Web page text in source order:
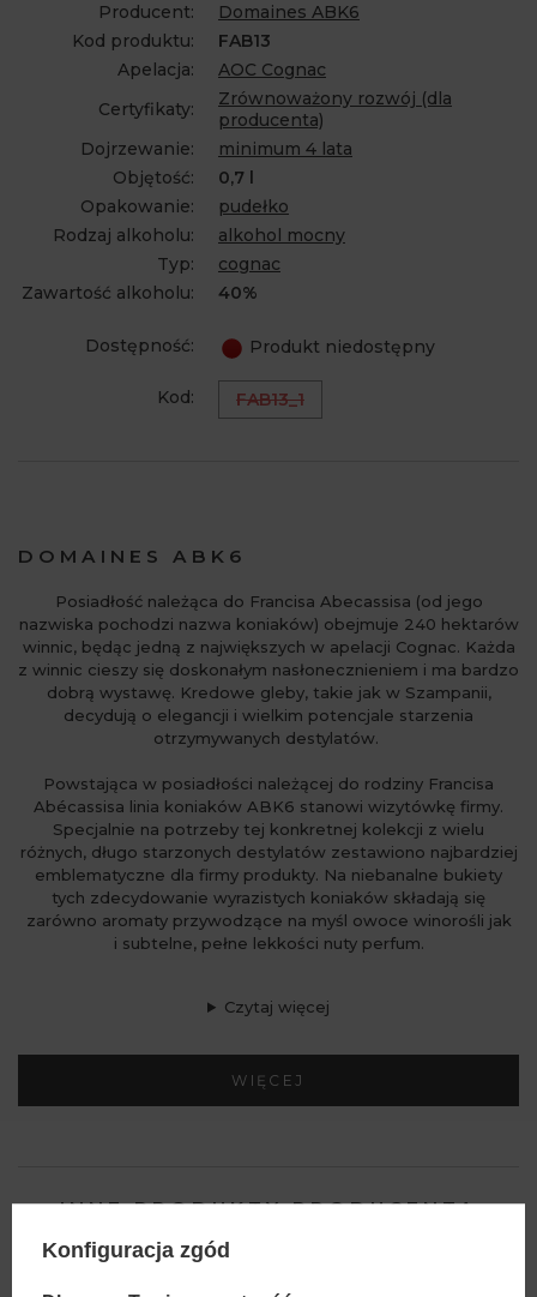
Producent:
Domaines ABK6
Kod produktu:
FAB13
Apelacja:
AOC Cognac
Certyfikaty:
Zrównoważony rozwój (dla
producenta)
Dojrzewanie:
minimum 4 lata
Objętość:
0,7 l
Opakowanie:
pudełko
Rodzaj alkoholu:
alkohol mocny
Typ:
cognac
Zawartość alkoholu:
40%
Dostępność: Produkt niedostępny
Kod: FAB13_1
DOMAINES ABK6
Posiadłość należąca do Francisa Abecassisa (od jego
nazwiska pochodzi nazwa koniaków) obejmuje 240 hektarów
winnic, będąc jedną z największych w apelacji Cognac. Każda
z winnic cieszy się doskonałym nasłonecznieniem i ma bardzo
dobrą wystawę. Kredowe gleby, takie jak w Szampanii,
decydują o elegancji i wielkim potencjale starzenia
otrzymywanych destylatów.
Powstająca w posiadłości należącej do rodziny Francisa
Abécassisa linia koniaków ABK6 stanowi wizytówkę firmy.
Specjalnie na potrzeby tej konkretnej kolekcji z wielu
różnych, długo starzonych destylatów zestawiono najbardziej
emblematyczne dla firmy produkty. Na niebanalne bukiety
tych zdecydowanie wyrazistych koniaków składają się
zarówno aromaty przywodzące na myśl owoce winorośli jak
i subtelne, pełne lekkości nuty perfum.
Czytaj więcej
WIĘCEJ
INNE PRODUKTY PRODUCENTA
Konfiguracja zgód